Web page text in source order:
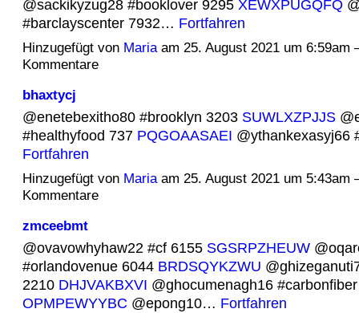
@sackikyzug28 #booklover 9295 XEWXPUGQFQ
#barclayscenter 7932… Fortfahren
Hinzugefügt von Mariaam 25. August 2021 um 6:59am
Kommentare
bhaxtycj
@enetebexitho80 #brooklyn 3203 SUWLXZPJJS
#healthyfood 737 PQGOAASAEI @ythankexasyj66
Fortfahren
Hinzugefügt von Mariaam 25. August 2021 um 5:43am
Kommentare
zmceebmt
@ovavowhyhaw22 #cf 6155 SGSRPZHEUW
#orlandovenue 6044 BRDSQYKZWU
2210 DHJVAKBXVI @ghocumenagh16
OPMPEWYYBC @epong10… Fortfahren